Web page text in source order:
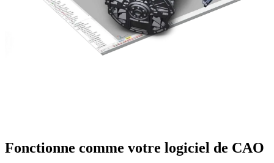
Fonctionne comme votre logiciel de CAO